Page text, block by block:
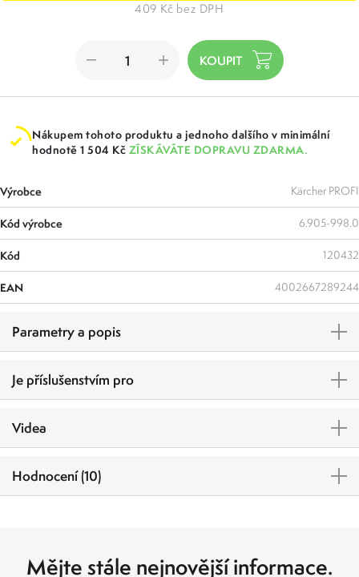
409 Kč bez DPH
Nákupem tohoto produktu a jednoho dalšího v minimální
hodnotě 1 504 Kč ZÍSKÁVÁTE DOPRAVU ZDARMA.
Výrobce Kärcher PROFI
Kód výrobce 6.905-998.0
Kód 120432
EAN 4002667289244
Parametry a popis
Je příslušenstvím pro
Videa
Hodnocení (10)
Mějte stále nejnovější informace.